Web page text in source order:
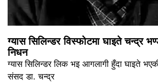
ग्यास सिलिन्डर विस्फोटमा घाइते चन्द्र
निधन
ग्यास सिलिन्डर लिक भइ आगलागी हुँदा घाइते
संसद डा. चन्द्र